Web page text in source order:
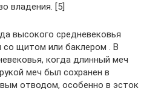
владения. [5]
высокого средневековья
со щитом или баклером . В
когда длинный меч
меч был сохранен в
отводом, особенно в эсток